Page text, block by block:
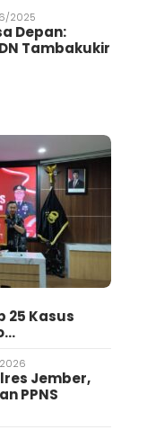
2025
Depan:
Tambakukir
25 Kasus
Jember,
PPNS